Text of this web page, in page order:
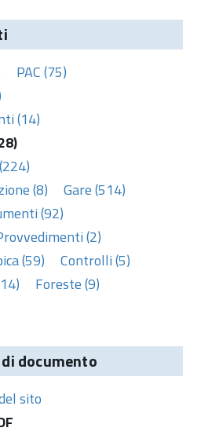
PAC (75)
(14)
(8)
Gare (514)
(92)
(2)
(59)
Controlli (5)
Foreste (9)
documento
sito